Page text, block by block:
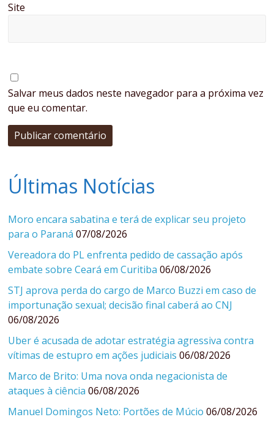
Site
Salvar meus dados neste navegador para a próxima vez
que eu comentar.
Últimas Notícias
Moro encara sabatina e terá de explicar seu projeto
para o Paraná 07/08/2026
Vereadora do PL enfrenta pedido de cassação após
embate sobre Ceará em Curitiba 06/08/2026
STJ aprova perda do cargo de Marco Buzzi em caso de
importunação sexual; decisão final caberá ao CNJ
06/08/2026
Uber é acusada de adotar estratégia agressiva contra
vítimas de estupro em ações judiciais 06/08/2026
Marco de Brito: Uma nova onda negacionista de
ataques à ciência 06/08/2026
Manuel Domingos Neto: Portões de Múcio 06/08/2026